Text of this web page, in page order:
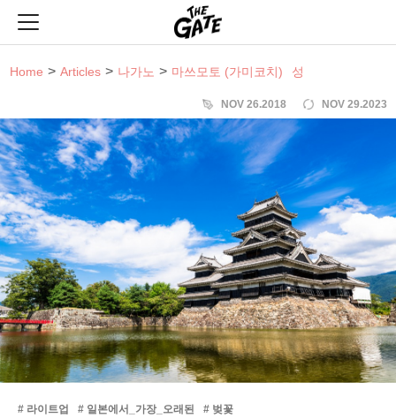
Home Articles 나가노 마쓰모토 (가미코치) 성
NOV 26.2018 NOV 29.2023
라이트업 일본에서_가장_오래된 벚꽃